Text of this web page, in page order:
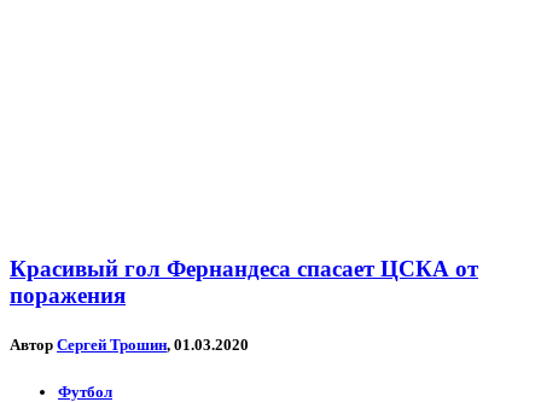
Красивый гол Фернандеса спасает ЦСКА от
поражения
Автор Сергей Трошин, 01.03.2020
Футбол